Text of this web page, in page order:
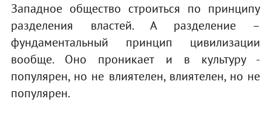
Западное общество строиться по принципу
разделения властей. А разделение –
фундаментальный принцип цивилизации
вообще. Оно проникает и в культуру -
популярен, но не влиятелен, влиятелен, но не
популярен.